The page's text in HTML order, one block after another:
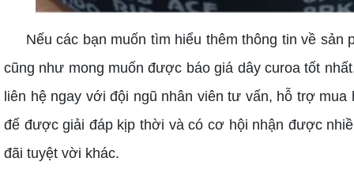
Nếu các bạn muốn tìm hiểu thêm thông tin về sản
cũng như mong muốn được báo giá dây curoa tốt
liên hệ ngay với đội ngũ nhân viên tư vấn, hỗ trợ mua
để được giải đáp kịp thời và có cơ hội nhận được
đãi tuyệt vời khác.